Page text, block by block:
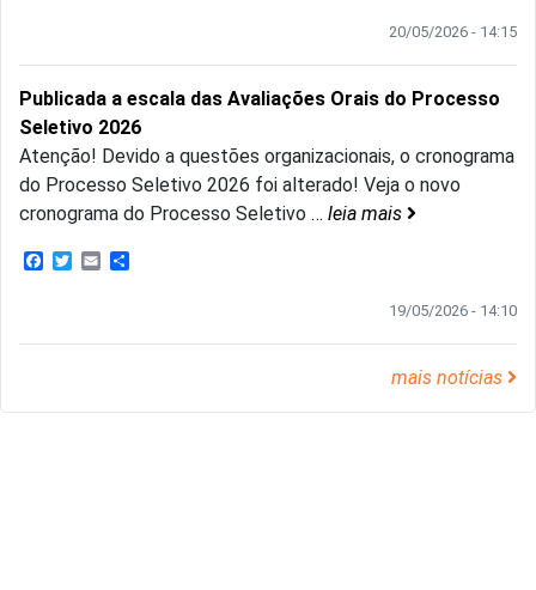
20/05/2026 - 14:15
Publicada a escala das Avaliações Orais do Processo
Seletivo 2026
Atenção! Devido a questões organizacionais, o cronograma
do Processo Seletivo 2026 foi alterado! Veja o novo
cronograma do Processo Seletivo … leia mais
Facebook
Twitter
Email
19/05/2026 - 14:10
mais notícias